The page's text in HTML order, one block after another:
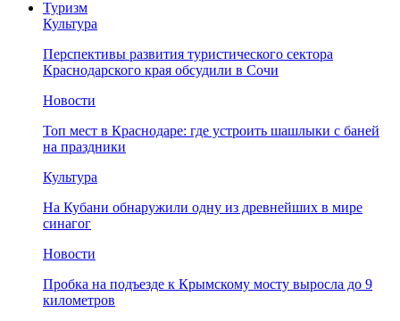
Туризм
Культура
Перспективы развития туристического сектора
Краснодарского края обсудили в Сочи
Новости
Топ мест в Краснодаре: где устроить шашлыки с баней
на праздники
Культура
На Кубани обнаружили одну из древнейших в мире
синагог
Новости
Пробка на подъезде к Крымскому мосту выросла до 9
километров